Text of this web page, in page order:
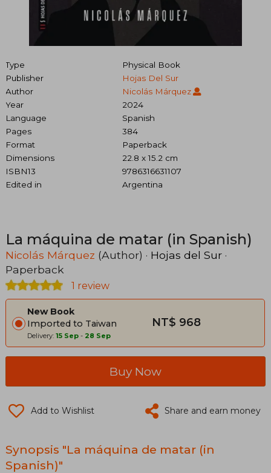
Type
Physical Book
Publisher
Hojas Del Sur
Author
Nicolás Márquez
Year
2024
Language
Spanish
Pages
384
Format
Paperback
Dimensions
22.8 x 15.2 cm
ISBN13
9786316631107
Edited in
Argentina
La máquina de matar (in Spanish)
Nicolás Márquez (Author) · Hojas del Sur ·
Paperback
1 review
New Book
Imported to Taiwan
Delivery: 15 Sep - 28 Sep
NT$ 968
Buy Now
Add to Wishlist Share and earn money
Synopsis "La máquina de matar (in
Spanish)"